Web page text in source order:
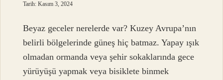
Tarih: Kasım 3, 2024
Beyaz geceler nerelerde var? Kuzey Avrupa’nın
belirli bölgelerinde güneş hiç batmaz. Yapay ışık
olmadan ormanda veya şehir sokaklarında gece
yürüyüşü yapmak veya bisiklete binmek